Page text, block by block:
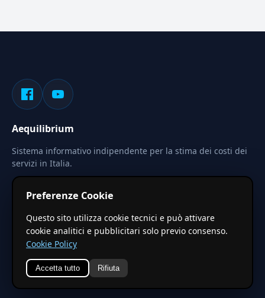
Aequilibrium
Sistema informativo indipendente per la stima dei costi dei
servizi in Italia.
Le stime pubblicate sono calcolate tramite coefficienti
territoriali regionali applicati a valori base nazionali. Non
costituiscono preventivo ufficiale.
© 2026 Aequilibrium — Un progetto di vxd.mobi
Preferenze Cookie
Questo sito utilizza cookie tecnici e può attivare
cookie analitici e pubblicitari solo previo consenso.
Cookie Policy
Accetta tutto Rifiuta